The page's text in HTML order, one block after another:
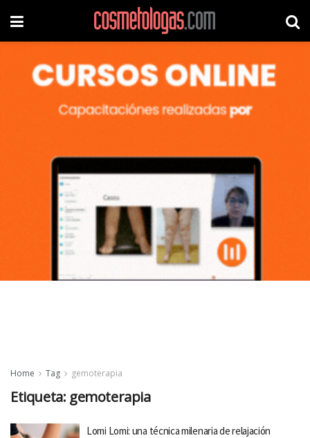
Home Tag gemoterapia
Etiqueta: gemoterapia
Lomi Lomi: una técnica milenaria de relajación